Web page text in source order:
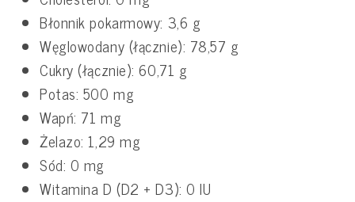
Błonnik pokarmowy: 3,6 g
Węglowodany (łącznie): 78,57 g
Cukry (łącznie): 60,71 g
Potas: 500 mg
Wapń: 71 mg
Żelazo: 1,29 mg
Sód: 0 mg
Witamina D (D2 + D3): 0 IU